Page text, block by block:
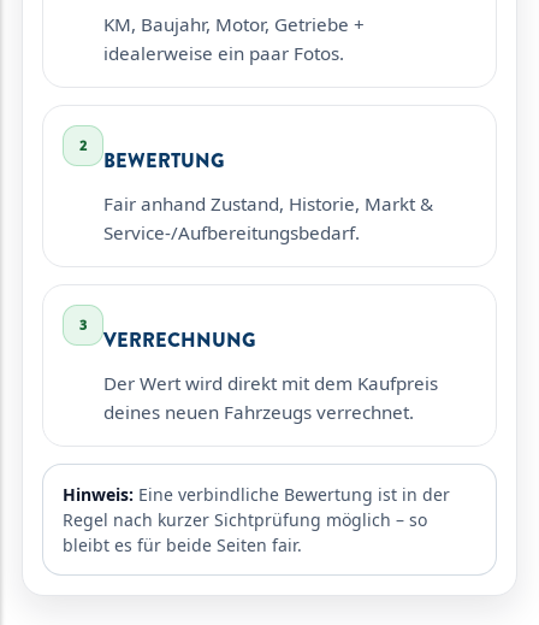
KM, Baujahr, Motor, Getriebe +
idealerweise ein paar Fotos.
2
BEWERTUNG
Fair anhand Zustand, Historie, Markt &
Service-/Aufbereitungsbedarf.
3
VERRECHNUNG
Der Wert wird direkt mit dem Kaufpreis
deines neuen Fahrzeugs verrechnet.
Hinweis: Eine verbindliche Bewertung ist in der
Regel nach kurzer Sichtprüfung möglich – so
bleibt es für beide Seiten fair.